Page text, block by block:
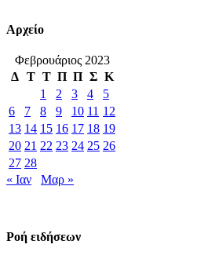
Αρχείο
Φεβρουάριος 2023
Δ Τ Τ Π Π Σ Κ
1
2 3 4
5
6
7 8 9 10 11 12
13 14 15 16 17 18 19
20 21 22 23 24 25 26
27 28
« Ιαν
Μαρ »
Ροή ειδήσεων